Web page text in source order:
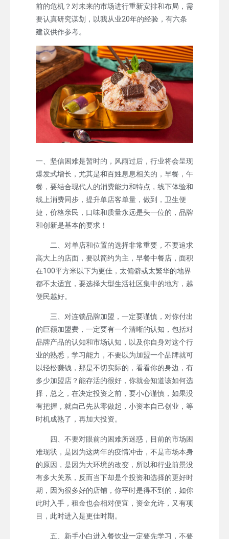
前的危机？对未来的市场进行重新安排和布局，需
要认真研究谋划，以我从业20年的经验，有六条
建议供作参考。
一、坚信困难是暂时的，风雨过后，行业将会呈现
爆发式增长，尤其是和百姓息息相关的，早餐，午
餐，要结合现代人的消费能力和特点，线下体验和
线上消费同步，提升单店客单量，做到，卫生便
捷，价格亲民，口味和质量永远是头一位的，品牌
和创新是基本的要求！
二、对单店和位置的选择非常重要，不要追求
高大上的店面，要以简约为主，早餐中餐店，面积
在100平方米以下为更佳，太偏僻或太繁华的地界
都不太适宜，要选择大型生活社区集中的地方，越
便民越好。
三、对连锁品牌加盟，一定要谨慎，对你付出
的巨额加盟费，一定要有一个清晰的认知，包括对
品牌产品的认知和市场认知，以及你自身对这个行
业的熟悉，学习能力，不要以为加盟一个品牌就可
以轻松赚钱，那是不切实际的，看看你的身边，有
多少加盟店？能存活的很好，你就会知道该如何选
择，总之，在决定投资之前，要小心谨慎，如果没
有把握，就自己先从零做起，小资本自己创业，等
时机成熟了，再加大投资。
四、不要对眼前的困难所迷惑，目前的市场困
难现状，是因为这两年的疫情冲击，不是市场本身
的原因，是因为大环境的改变，所以和行业前景没
有多大关系，反而当下却是个投资和选择的更好时
期，因为很多好的店铺，你平时是得不到的，如你
此时入手，租金也会相对便宜，资金允许，又有项
目，此时进入是更佳时期。
五、新手小白进入餐饮业一定要先学习，不要